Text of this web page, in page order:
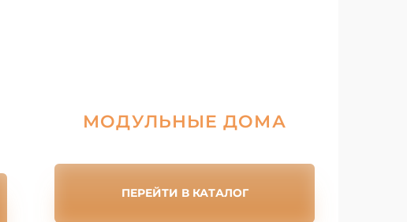
МОДУЛЬНЫЕ ДОМА
ПЕРЕЙТИ В КАТАЛОГ